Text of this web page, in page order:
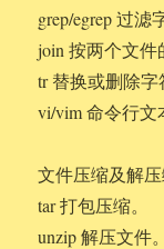
grep/egrep 过滤
join 按两个文件
tr 替换或删除字
vi/vim 命令行文
文件压缩及解压
tar 打包压缩。
unzip 解压文件。